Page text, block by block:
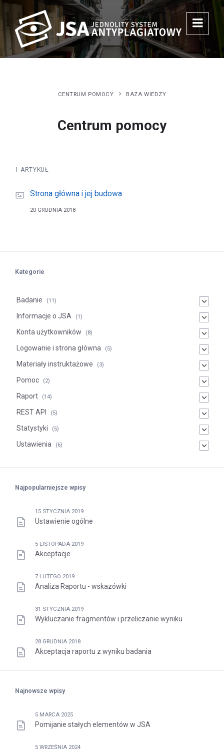
CENTRUM POMOCY BAZA WIEDZY
Centrum pomocy
1 ARTYKUŁ
Strona główna i jej budowa
20 GRUDNIA 2018
Kategorie
Badanie (11)
Informacje o JSA (1)
Konta użytkowników (8)
Logowanie i strona główna (5)
Materiały instruktażowe (3)
Pomoc (2)
Raport (14)
REST API (5)
Statystyki (5)
Ustawienia (6)
Najpopularniejsze wpisy
15 STYCZNIA 2019
Ustawienie ogólne
5 LISTOPADA 2019
Akceptacje
7 LUTEGO 2019
Analiza Raportu - wskazówki
31 STYCZNIA 2019
Wykluczanie fragmentów i przeliczanie wyniku
28 GRUDNIA 2018
Akceptacja raportu z wyniku badania
Najnowsze wpisy
5 MARCA 2025
Pomijanie stałych elementów w JSA
5 WRZEŚNIA 2024